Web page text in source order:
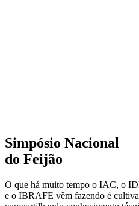
Simpósio Nacional
do Feijão
O que há muito tempo o IAC, o
e o IBRAFE vêm fazendo é